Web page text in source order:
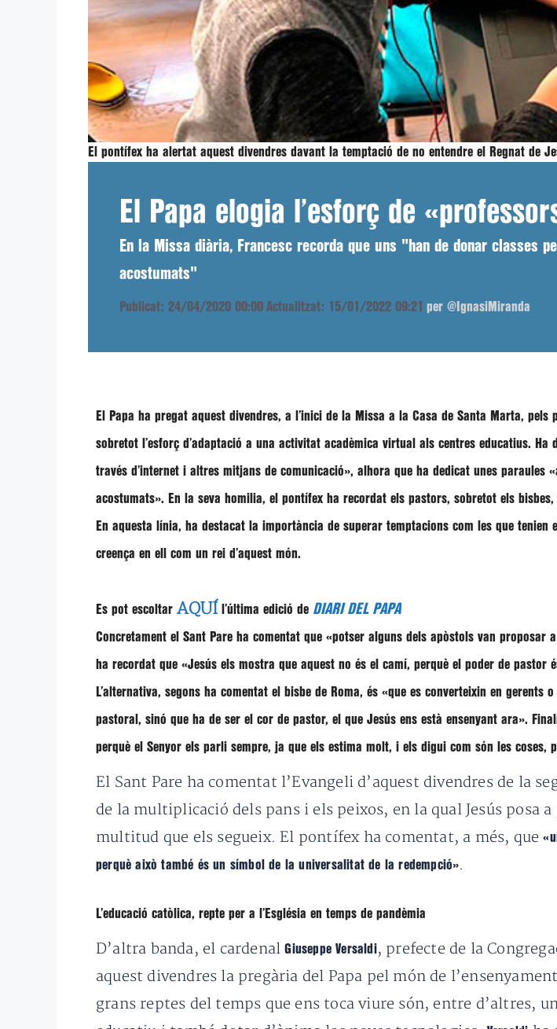
El pontífex ha alertat aquest divendres davant la temptació de no entendre el Regnat de
El Papa elogia l’esforç de
En la Missa diària, Francesc recorda que uns "han de donar
acostumats"
Publicat: 24/04/2020 00:00 Actualitzat: 15/01/2022 09:21 per @IgnasiMiranda
El Papa ha pregat aquest divendres, a l’inici de la Missa a la Casa de Santa Marta,
sobretot l’esforç d’adaptació a una activitat acadèmica virtual als centres educatius. Ha
través d’internet i altres mitjans de comunicació», alhora que ha dedicat unes paraules
acostumats». En la seva homilia, el pontífex ha recordat els pastors, sobretot els
En aquesta línia, ha destacat la importància de superar temptacions com les que tenien
creença en ell com un rei d’aquest món.
Es pot escoltar AQUÍ l’última edició de DIARI DEL PAPA
Concretament el Sant Pare ha comentat que «potser alguns dels apòstols van proposar
ha recordat que «Jesús els mostra que aquest no és el camí, perquè el poder de
L’alternativa, segons ha comentat el bisbe de Roma, és «que es converteixin en gerents
pastoral, sinó que ha de ser el cor de pastor, el que Jesús ens està ensenyant ara».
perquè el Senyor els parli sempre, ja que els estima molt, i els digui com són les
El Sant Pare ha comentat l’Evangeli d’aquest divendres de la
de la multiplicació dels pans i els peixos, en la qual Jesús posa
multitud que els segueix. El pontífex ha comentat, a més, que
perquè això també és un símbol de la universalitat de la redempció».
L’educació catòlica, repte per a l’Església en temps de pandèmia
D’altra banda, el cardenalGiuseppe Versaldi, prefecte de la
aquest divendres la pregària del Papa pel món de
grans reptes del temps que ens toca viure són, entre d’altres,